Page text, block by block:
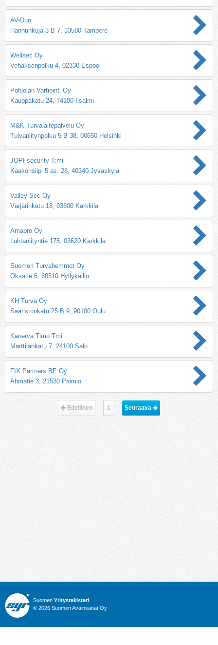
AV-Duo
Hannunkuja 3 B 7, 33580 Tampere
Wellsec Oy
Vehaksenpolku 4, 02330 Espoo
Pohjolan Vartiointi Oy
Kauppakatu 24, 74100 Iisalmi
M&K Turvalaitepalvelu Oy
Tulvaniitynpolku 5 B 38, 00650 Helsinki
JOPI security T:mi
Kaakonsiipi 5 as. 28, 40340 Jyväskylä
Valley-Sec Oy
Värjärinkatu 18, 03600 Karkkila
Amapro Oy
Luhtaniityntie 175, 03620 Karkkila
Suomen Turvahemmot Oy
Oksatie 6, 60510 Hyllykallio
KH Turva Oy
Saaristonkatu 25 B 9, 90100 Oulu
Kanerva Timo Tmi
Marttilankatu 7, 24100 Salo
FIX Partners BP Oy
Ahmatie 3, 21530 Paimio
Edellinen 1 Seuraava
Suomen Yritysrekisteri
© 2026 Suomen Avainsanat Oy